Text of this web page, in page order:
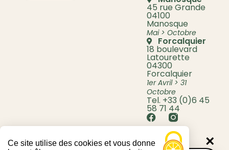
45 rue Grande
04100
Manosque
Mai > Octobre
Forcalquier
18 boulevard
Latourette
04300
Forcalquier
1er Avril > 31
Octobre
Tel. +33 (0)6 45
58 71 44
×
Ce site utilise des cookies et vous donne